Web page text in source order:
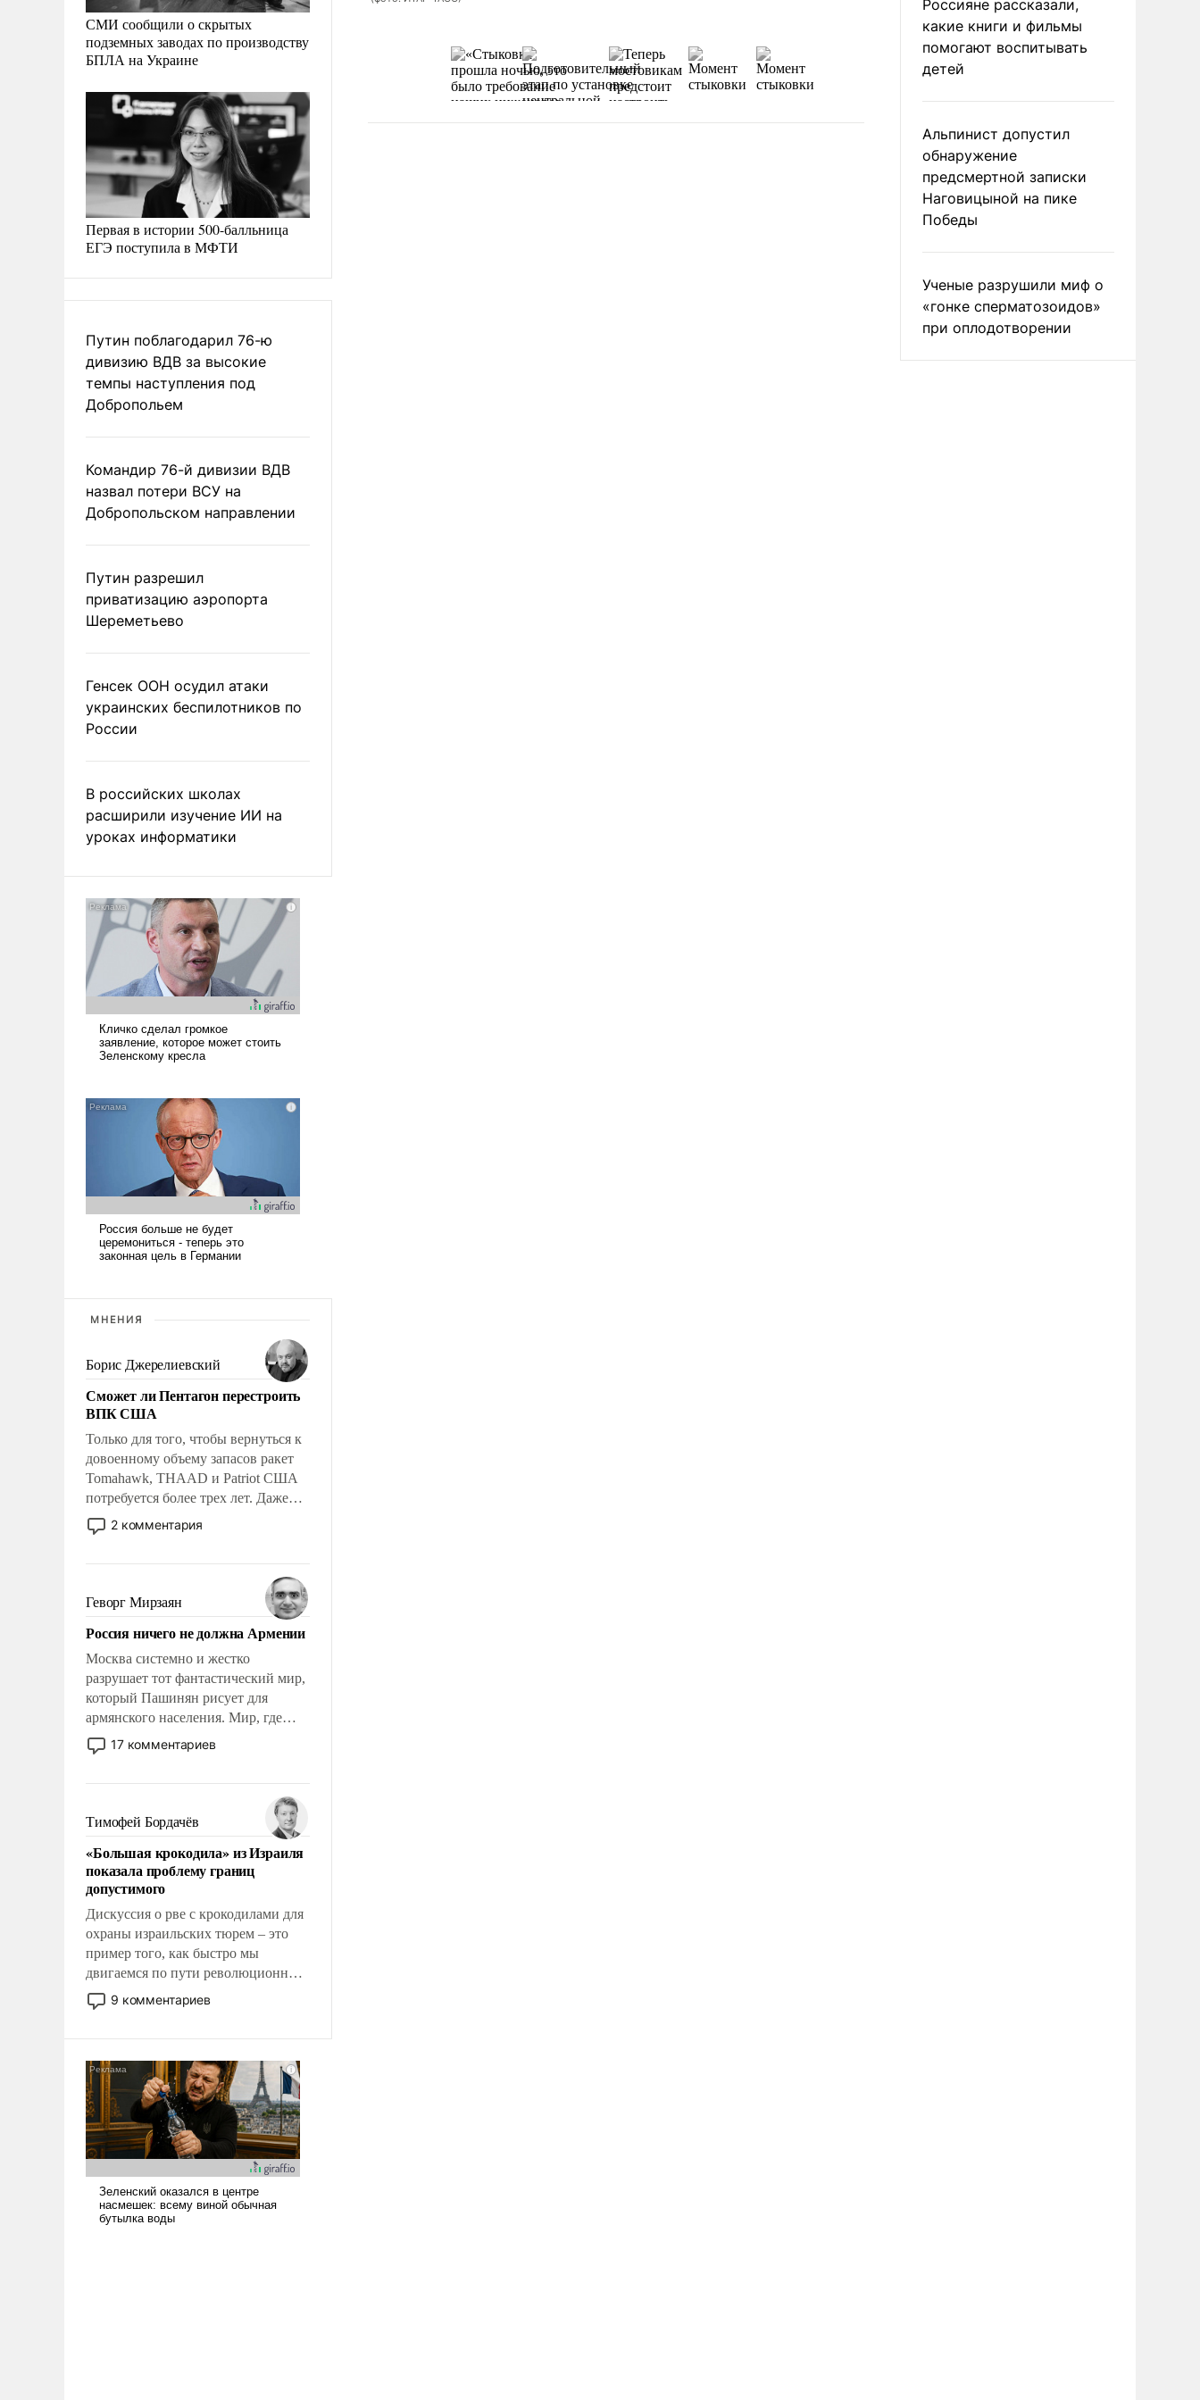
СМИ сообщили о скрытых
подземных заводах по производству
БПЛА на Украине
Первая в истории 500-балльница
ЕГЭ поступила в МФТИ
Путин поблагодарил 76-ю
дивизию ВДВ за высокие
темпы наступления под
Добропольем
Командир 76-й дивизии ВДВ
назвал потери ВСУ на
Добропольском направлении
Путин разрешил
приватизацию аэропорта
Шереметьево
Генсек ООН осудил атаки
украинских беспилотников по
России
В российских школах
расширили изучение ИИ на
уроках информатики
МНЕНИЯ
Борис Джерелиевский
Сможет ли Пентагон перестроить
ВПК США
Только для того, чтобы вернуться к
довоенному объему запасов ракет
Tomahawk, THAAD и Patriot США
потребуется более трех лет. Даже
небольшая война с Ираном
опустошила американские
уязвимости США, например, перед
Китаем.
2 комментария
Геворг Мирзаян
Россия ничего не должна Армении
Москва системно и жестко
разрушает тот фантастический мир,
который Пашинян рисует для
армянского населения. Мир, где
политические прожекты будут
безусловно оплачиваться за счет
где Еревану за свои поступки не
нужно отвечать.
17 комментариев
Тимофей Бордачёв
«Большая крокодила» из Израиля
показала проблему границ
допустимого
Дискуссия о рве с крокодилами для
охраны израильских тюрем – это
пример того, как быстро мы
двигаемся по пути революционных
изменений. То, что несколько лет
назад было образом для
9 комментариев
Россияне рассказали,
какие книги и фильмы
помогают воспитывать
детей
Альпинист допустил
обнаружение
предсмертной записки
Наговицыной на пике
Победы
Ученые разрушили миф о
«гонке сперматозоидов»
при оплодотворении